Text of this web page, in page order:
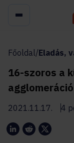
Főoldal/Eladás,
16-szoros a
2021.11.17. 4